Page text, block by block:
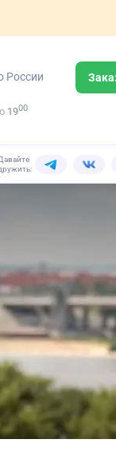
России
1900